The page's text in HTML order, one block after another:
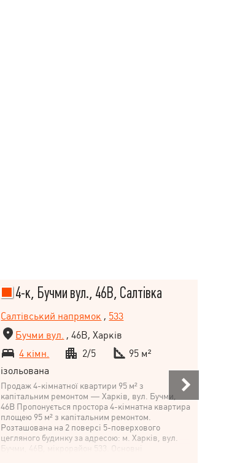
4-к, Бучми вул., 46В, Салтівка
Салтівський напрямок , 533
Бучми вул. , 46В, Харків
4 кімн.
2/5
95 м²
ізольована
Продаж 4-кімнатної квартири 95 м² з
капітальним ремонтом — Харків, вул. Бучми,
46В Пропонується простора 4-кімнатна квартира
площею 95 м² з капітальним ремонтом.
Розташована на 2 поверсі 5-поверхового
цегляного будинку за адресою: м. Харків, вул.
Бучми, 46В, мікрорайон 533. Основні